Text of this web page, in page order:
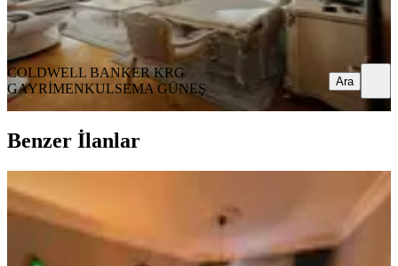
COLDWELL BANKER KRG GAYRİMENKULSEMA GÜNEŞ
COLDWELL BANKER KRG
GAYRİMENKULSEMA GÜNEŞ Ara
Benzer İlanlar
Arakat Konumunda Yüksek Giriş
2+1 Balkonlu Isı Yalıtımlı Bakımlı
Kombi